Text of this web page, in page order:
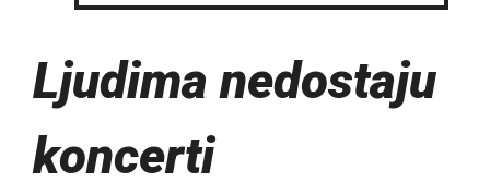
Ljudima nedostaju
koncerti